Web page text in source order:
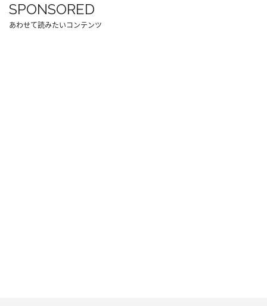
SPONSORED
あわせて読みたいコンテンツ